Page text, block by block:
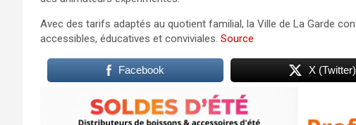
Avec des tarifs adaptés au quotient familial, la Ville de La Garde
accessibles, éducatives et conviviales. Source
Facebook X (Twitter)